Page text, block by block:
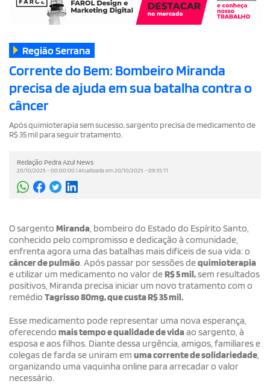
Região Serrana
Corrente do Bem: Bombeiro Miranda
precisa de ajuda em sua batalha contra o
câncer
Após quimioterapia sem sucesso, sargento precisa de medicamento de
R$ 35 mil para seguir tratamento.
Redação Pedra Azul News
20/10/2025 - 00:00:00 | Atualizada em 20/10/2025 - 09:35:11
O sargento Miranda, bombeiro do Estado do Espírito Santo,
conhecido pelo compromisso e dedicação à comunidade,
enfrenta agora uma das batalhas mais difíceis de sua vida: o
câncer de pulmão. Após passar por sessões dequimioterapia
e utilizar um medicamento no valor deR$ 5 mil,sem resultados
positivos, Miranda precisa iniciar um novo tratamento com o
remédio Tagrisso 80mg, que custa R$ 35 mil.
Esse medicamento pode representar uma nova esperança,
oferecendo mais tempo e qualidade de vidaao sargento, à
esposa e aos filhos. Diante dessa urgência, amigos, familiares e
colegas de farda se uniram em uma corrente de solidariedade,
organizando uma vaquinha online para arrecadar o valor
necessário.